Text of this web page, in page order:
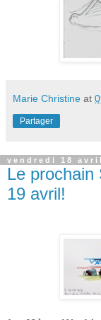
Marie Christine at
Partager
vendredi 18
Le prochain
19 avril!